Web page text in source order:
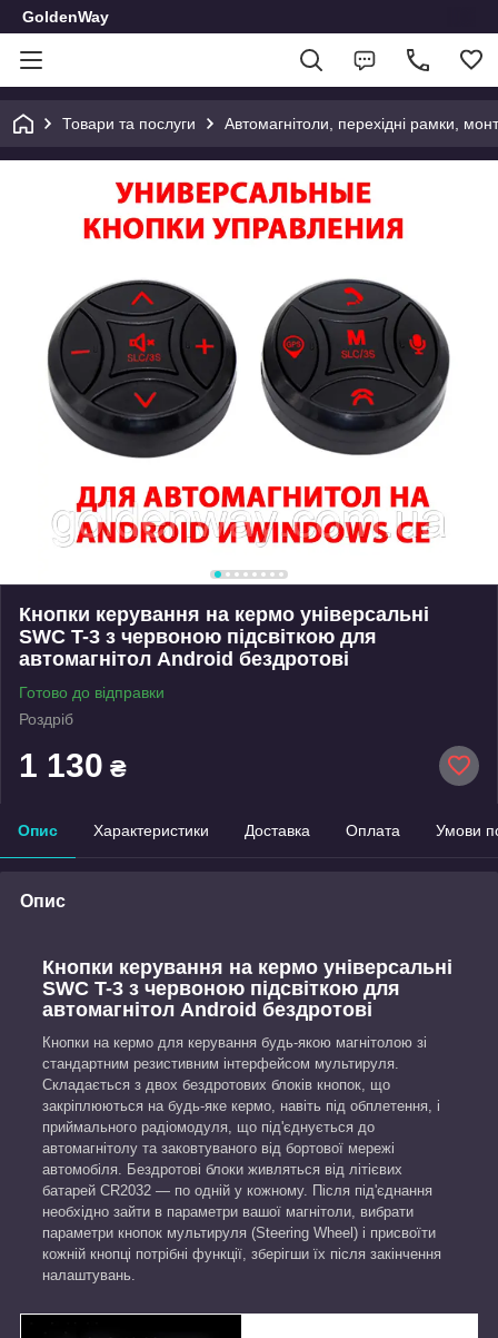
GoldenWay
Товари та послуги Автомагнітоли, перехідні рамки,
Кнопки керування на кермо універсальні
SWC T-3 з червоною підсвіткою для
автомагнітол Android бездротові
Готово до відправки
Роздріб
1 130 ₴
Опис Характеристики Доставка Оплата Умови
Опис
Кнопки керування на кермо універсальні
SWC T-3 з червоною підсвіткою для
автомагнітол Android бездротові
Кнопки на кермо для керування будь-якою магнітолою зі
стандартним резистивним інтерфейсом мультируля.
Складається з двох бездротових блоків кнопок, що
закріплюються на будь-яке кермо, навіть під обплетення, і
приймального радіомодуля, що під'єднується до
автомагнітолу та заковтуваного від бортової мережі
автомобіля. Бездротові блоки живляться від літієвих
батарей CR2032 — по одній у кожному. Після під'єднання
необхідно зайти в параметри вашої магнітоли, вибрати
параметри кнопок мультируля (Steering Wheel) і присвоїти
кожній кнопці потрібні функції, зберігши їх після закінчення
налаштувань.